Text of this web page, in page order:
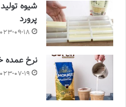
شیوه
پرورد
09-18
نرخ عمده
07-19